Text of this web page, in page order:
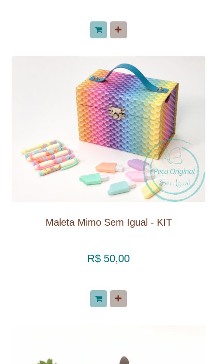
Maleta Mimo Sem Igual - KIT
R$ 50,00